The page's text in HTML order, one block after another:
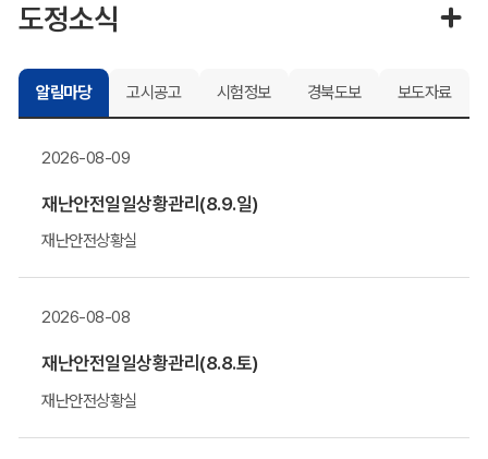
도정소식
알림마당 고시공고 시험정보 경북도보 보도자료
2026-08-09
재난안전일일상황관리(8.9.일)
재난안전상황실
2026-08-08
재난안전일일상황관리(8.8.토)
재난안전상황실